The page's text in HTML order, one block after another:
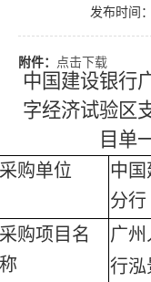
发布时间
附件： 点击下载
中国建设银行
字经济试验区
目单
采购单位
中
分行
采购项目名
称
广
行泓